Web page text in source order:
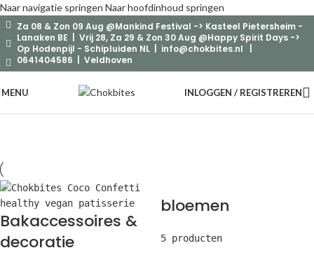
Naar navigatie springen Naar hoofdinhoud springen
Za 08 & Zon 09 Aug @Mankind Festival -> Kasteel Pietersheim -
Lanaken BE | Vrij 28, Za 29 & Zon 30 Aug @Happy Spirit Days ->
Op Hodenpijl - Schipluiden NL | info@chokbites.nl
0641404586 | Veldhoven
MENU INLOGGEN / REGISTREREN
Bakaccessoires &
decoratie
bloemen
5 producten